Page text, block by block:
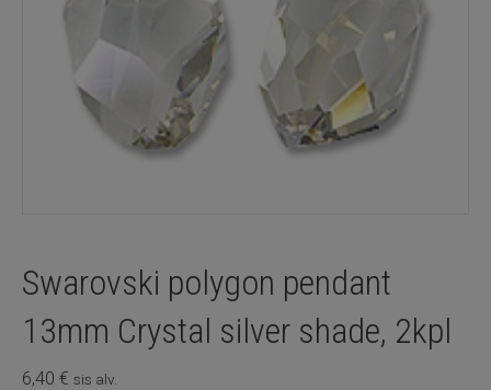
Swarovski polygon pendant
13mm Crystal silver shade, 2kpl
6,40 € sis alv.